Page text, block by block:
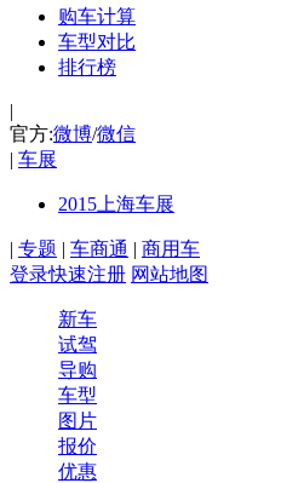
购车计算
车型对比
排行榜
|
官方:微博/微信
| 车展
2015上海车展
| 专题 | 车商通 | 商用车
登录快速注册 网站地图
新车
试驾
导购
车型
图片
报价
优惠